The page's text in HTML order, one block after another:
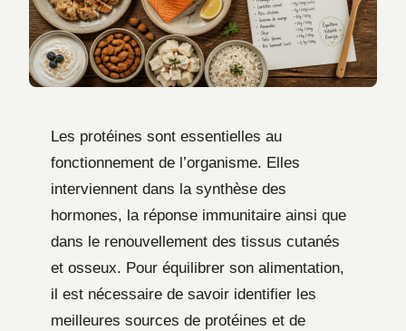
Les protéines sont essentielles au
fonctionnement de l’organisme. Elles
interviennent dans la synthèse des
hormones, la réponse immunitaire ainsi que
dans le renouvellement des tissus cutanés
et osseux. Pour équilibrer son alimentation,
il est nécessaire de savoir identifier les
meilleures sources de protéines et de